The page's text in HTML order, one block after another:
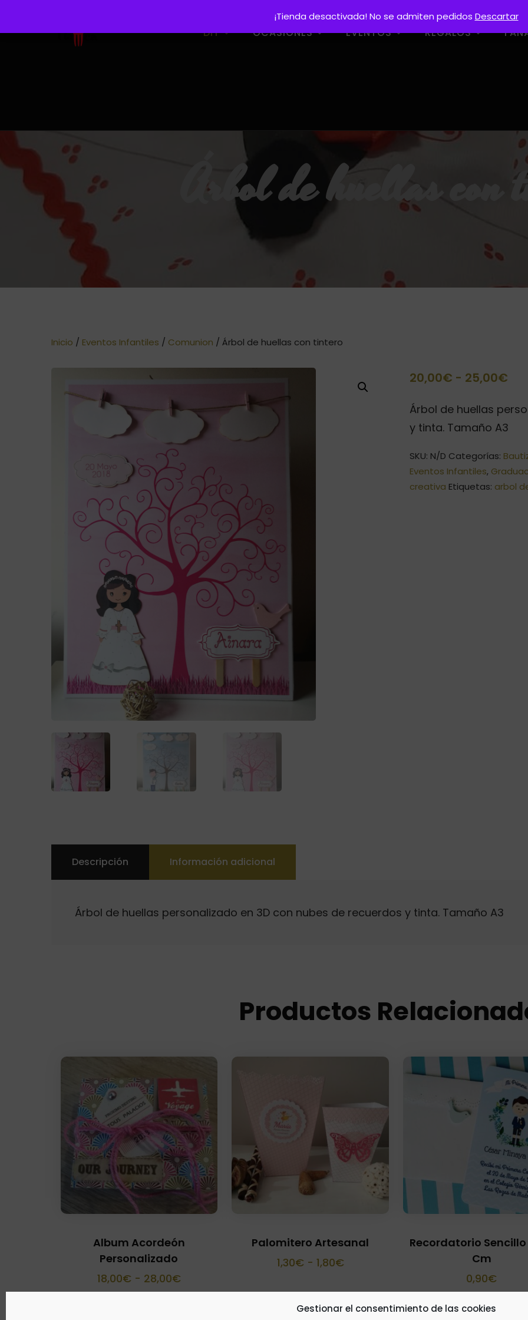
Gestionar el consentimiento de las cookies
DIY OCASIONES EVENTOS REGALOS
Árbol de huellas con
Inicio / Eventos Infantiles / Comunion / Árbol de huellas con tintero
20,00€ - 25,00€
Árbol de huellas
y tinta. Tamaño A3
SKU: N/D Categorías:
Eventos Infantiles,
creativa Etiquetas: arbol
Descripción Información adicional
Árbol de huellas personalizado en 3D con nubes de recuerdos y tinta. Tamaño A3
Productos
Album Acordeón
Personalizado
18,00€ - 28,00€Rango
de
Palomitero Artesanal
1,30€ - 1,80€Rango
desde
Recordatorio Sencillo
Cm
0,90€
¡Tienda desactivada! No se admiten pedidos Descartar